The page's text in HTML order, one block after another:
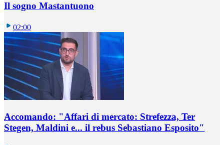
Il sogno Mastantuono
02:00
Accomando: "Affari di mercato: Strefezza, Ter
Stegen, Maldini e... il rebus Sebastiano Esposito"